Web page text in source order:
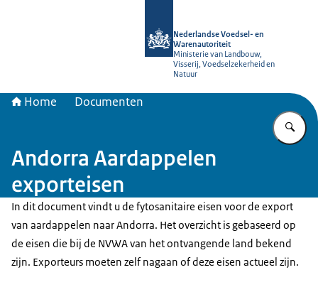
Nederlandse Voedsel- en
Warenautoriteit
Ministerie van Landbouw,
Visserij, Voedselzekerheid en
Natuur
Home Documenten
Andorra Aardappelen
exporteisen
In dit document vindt u de fytosanitaire eisen voor de export
van aardappelen naar Andorra. Het overzicht is gebaseerd op
de eisen die bij de NVWA van het ontvangende land bekend
zijn. Exporteurs moeten zelf nagaan of deze eisen actueel zijn.